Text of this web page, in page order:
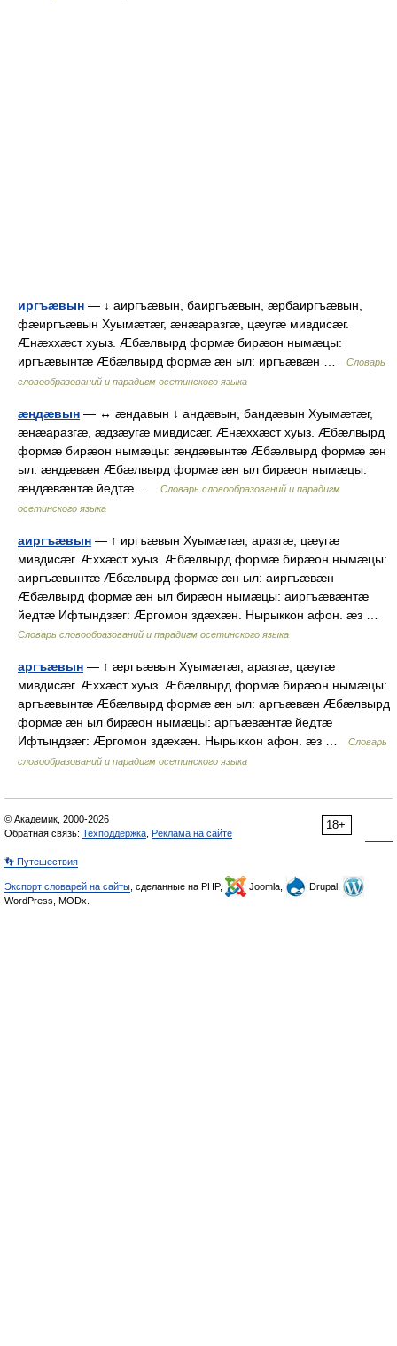
иргъæвын — ↓ аиргъæвын, баиргъæвын, æрбаиргъæвын,
фæиргъæвын Хуымæтæг, æнæаразгæ, цæугæ мивдисæг.
Æнæххæст хуыз. Æбæлвырд формæ бирæон нымæцы:
иргъæвынтæ Æбæлвырд формæ æн ыл: иргъæвæн …
Словарь
словообразований и парадигм осетинского языка
æндæвын — ↔ æндавын ↓ андæвын, бандæвын Хуымæтæг,
æнæаразгæ, æдзæугæ мивдисæг. Æнæххæст хуыз. Æбæлвырд
формæ бирæон нымæцы: æндæвынтæ Æбæлвырд формæ æн
ыл: æндæвæн Æбæлвырд формæ æн ыл бирæон нымæцы:
æндæвæнтæ йедтæ …
Словарь словообразований и парадигм
осетинского языка
аиргъæвын — ↑ иргъæвын Хуымæтæг, аразгæ, цæугæ
мивдисæг. Æххæст хуыз. Æбæлвырд формæ бирæон нымæцы:
аиргъæвынтæ Æбæлвырд формæ æн ыл: аиргъæвæн
Æбæлвырд формæ æн ыл бирæон нымæцы: аиргъæвæнтæ
йедтæ Ифтындзæг: Æргомон здæхæн. Нырыккон афон. æз …
Словарь словообразований и парадигм осетинского языка
аргъæвын — ↑ æргъæвын Хуымæтæг, аразгæ, цæугæ
мивдисæг. Æххæст хуыз. Æбæлвырд формæ бирæон нымæцы:
аргъæвынтæ Æбæлвырд формæ æн ыл: аргъæвæн Æбæлвырд
формæ æн ыл бирæон нымæцы: аргъæвæнтæ йедтæ
Ифтындзæг: Æргомон здæхæн. Нырыккон афон. æз …
Словарь
словообразований и парадигм осетинского языка
18+
© Академик, 2000-2026
Обратная связь: Техподдержка Реклама на сайте
👣 Путешествия
Экспорт словарей на сайты , сделанные на PHP, Joomla,
Drupal,
WordPress, MODx.